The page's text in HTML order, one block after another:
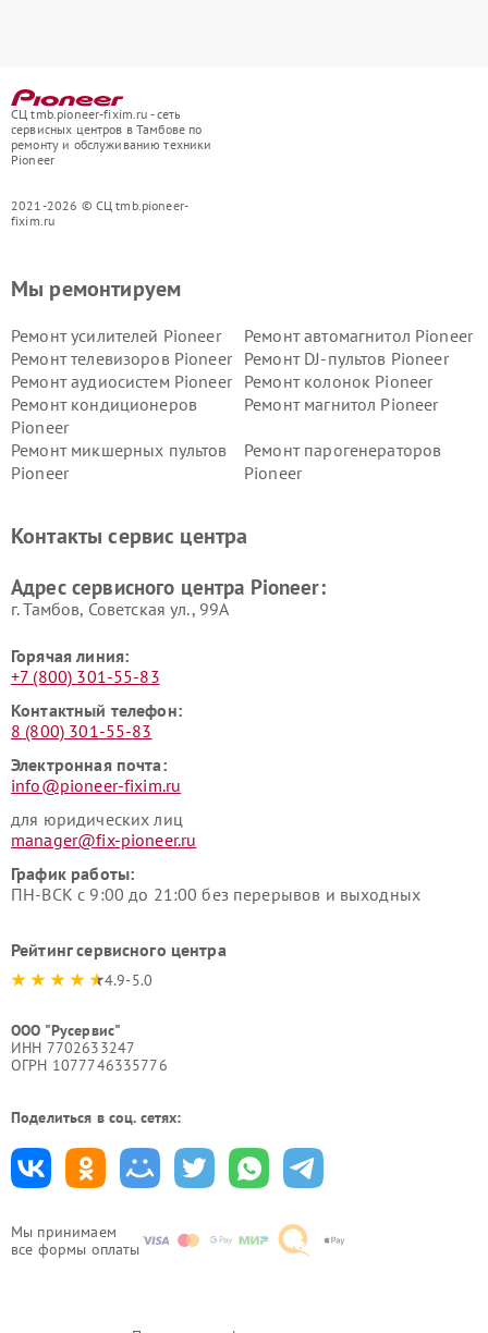
СЦ tmb.pioneer-fixim.ru - сеть
сервисных центров в Тамбове по
ремонту и обслуживанию техники
Pioneer
2021-2026 © СЦ tmb.pioneer-
fixim.ru
Мы принимаем
все формы оплаты
Мы ремонтируем
Ремонт усилителей Pioneer
Ремонт автомагнитол Pioneer
Ремонт телевизоров Pioneer
Ремонт DJ-пультов Pioneer
Ремонт аудиосистем Pioneer
Ремонт колонок Pioneer
Ремонт кондиционеров
Pioneer
Ремонт магнитол Pioneer
Ремонт микшерных пультов
Pioneer
Ремонт парогенераторов
Pioneer
Контакты сервис центра
Адрес сервисного центра Pioneer:
г. Тамбов, Советская ул., 99А
Горячая линия:
+7 (800) 301-55-83
Контактный телефон:
8 (800) 301-55-83
Электронная почта:
info@pioneer-fixim.ru
для юридических лиц
manager@fix-pioneer.ru
График работы:
ПН-ВСК с 9:00 до 21:00 без перерывов и выходных
Рейтинг сервисного центра
4.9-5.0
ООО "Русервис"
ИНН 7702633247
ОГРН 1077746335776
Поделиться в соц. сетях: